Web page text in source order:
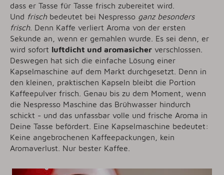
dass er Tasse für Tasse frisch zubereitet wird.
Und frischbedeutet bei Nespresso ganz besonders
frisch. Denn Kaffe verliert Aroma von der ersten
Sekunde an, wenn er gemahlen wurde. Es sei denn, er
wird sofort luftdicht und aromasicher verschlossen.
Deswegen hat sich die einfache Lösung einer
Kapselmaschine auf dem Markt durchgesetzt. Denn in
den kleinen, praktischen Kapseln bleibt die Portion
Kaffeepulver frisch. Genau bis zu dem Moment, wenn
die Nespresso Maschine das Brühwasser hindurch
schickt - und das unfassbar volle und frische Aroma in
Deine Tasse befördert. Eine Kapselmaschine bedeutet:
Keine angebrochenen Kaffeepackungen, kein
Aromaverlust. Nur bester Kaffee.